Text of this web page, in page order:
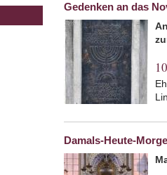
Gedenken an das
Damals-Heute-